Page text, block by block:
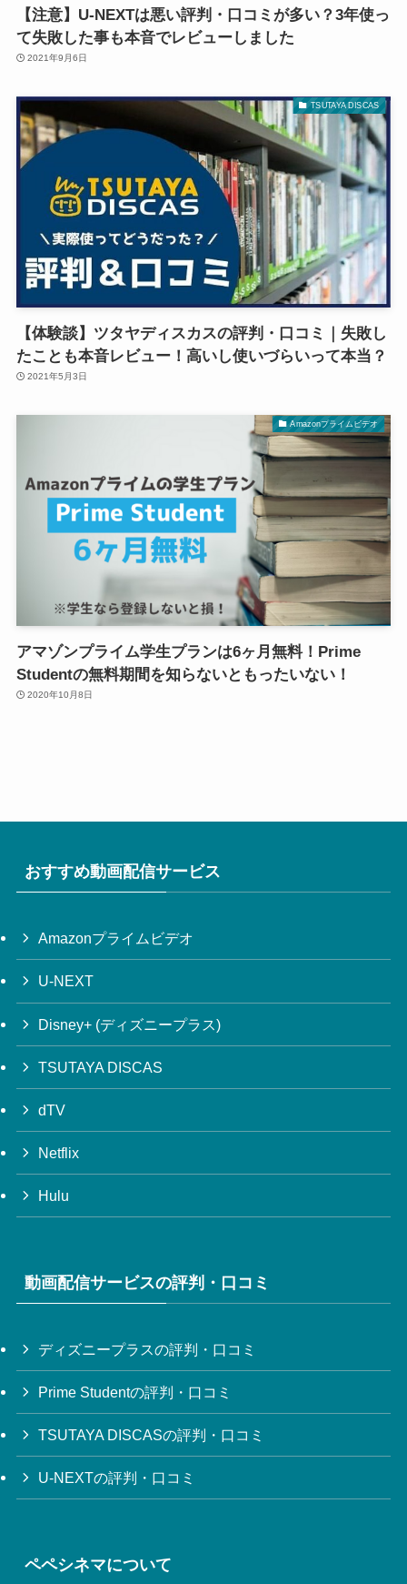
【注意】U-NEXTは悪い評判・口コミが多い？3年使っ
て失敗した事も本音でレビューしました
2021年9月6日
TSUTAYA DISCAS
【体験談】ツタヤディスカスの評判・口コミ｜失敗し
たことも本音レビュー！高いし使いづらいって本当？
2021年5月3日
Amazonプライムビデオ
アマゾンプライム学生プランは6ヶ月無料！Prime
Studentの無料期間を知らないともったいない！
2020年10月8日
おすすめ動画配信サービス
Amazonプライムビデオ
U-NEXT
Disney+ (ディズニープラス)
TSUTAYA DISCAS
dTV
Netflix
Hulu
動画配信サービスの評判・口コミ
ディズニープラスの評判・口コミ
Prime Studentの評判・口コミ
TSUTAYA DISCASの評判・口コミ
U-NEXTの評判・口コミ
ペペシネマについて